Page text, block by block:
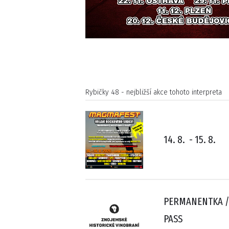
Rybičky 48 - nejbližší akce tohoto interpreta
14. 8. - 15. 8.
PERMANENTKA /
PASS